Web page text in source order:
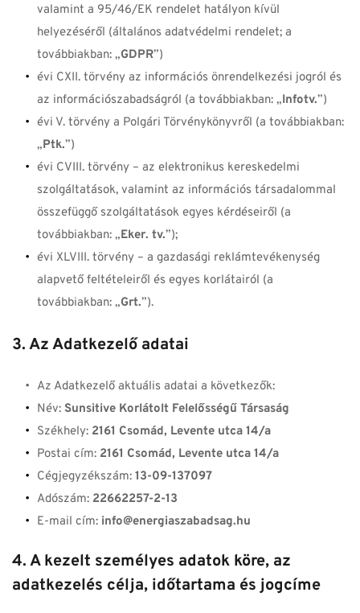
valamint a 95/46/EK rendelet hatályon kívül
helyezéséről (általános adatvédelmi rendelet; a
továbbiakban: „GDPR”)
évi CXII. törvény az információs önrendelkezési jogról és
az információszabadságról (a továbbiakban: „Infotv.”)
évi V. törvény a Polgári Törvénykönyvről (a továbbiakban:
„Ptk.”)
évi CVIII. törvény – az elektronikus kereskedelmi
szolgáltatások, valamint az információs társadalommal
összefüggő szolgáltatások egyes kérdéseiről (a
továbbiakban: „Eker. tv.”);
évi XLVIII. törvény – a gazdasági reklámtevékenység
alapvető feltételeiről és egyes korlátairól (a
továbbiakban: „Grt.”).
3. Az Adatkezelő adatai
Az Adatkezelő aktuális adatai a következők:
Név: Sunsitive Korlátolt Felelősségű Társaság
Székhely: 2161 Csomád, Levente utca 14/a
Postai cím: 2161 Csomád, Levente utca 14/a
Cégjegyzékszám: 13-09-137097
Adószám: 22662257-2-13
E-mail cím: info@energiaszabadsag.hu
4. A kezelt személyes adatok köre, az
adatkezelés célja, időtartama és jogcíme